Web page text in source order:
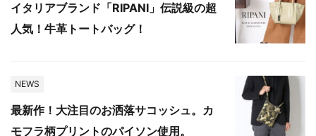
イタリアブランド「RIPANI」伝説級の超
人気！牛革トートバッグ！
NEWS
最新作！大注目のお洒落サコッシュ。カ
モフラ柄プリントのパイソン使用。